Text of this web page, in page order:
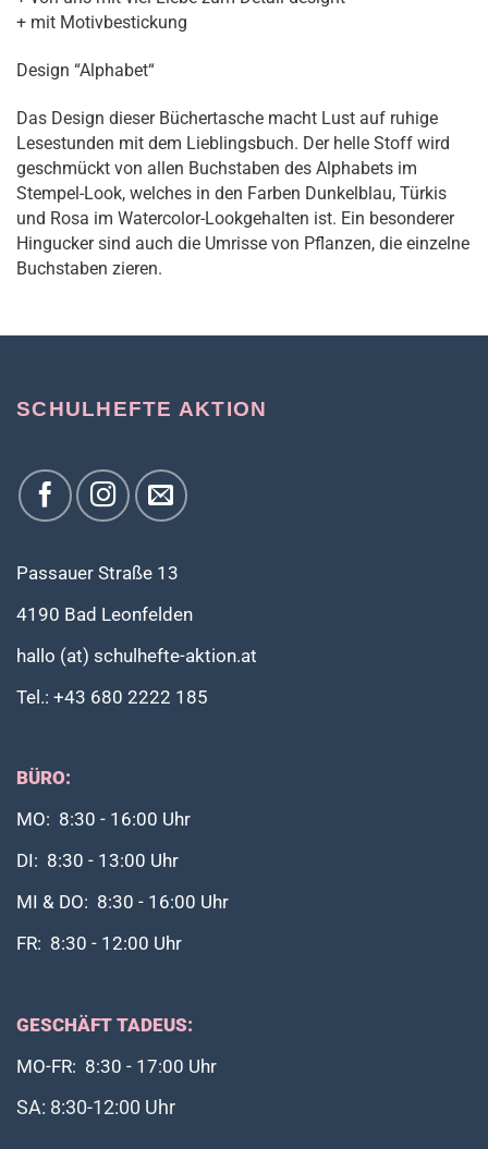
+ mit Motivbestickung
Design “Alphabet“
Das Design dieser Büchertasche macht Lust auf ruhige
Lesestunden mit dem Lieblingsbuch. Der helle Stoff wird
geschmückt von allen Buchstaben des Alphabets im
Stempel-Look, welches in den Farben Dunkelblau, Türkis
und Rosa im Watercolor-Lookgehalten ist. Ein besonderer
Hingucker sind auch die Umrisse von Pflanzen, die einzelne
Buchstaben zieren.
SCHULHEFTE AKTION
Passauer Straße 13
4190 Bad Leonfelden
hallo (at) schulhefte-aktion.at
Tel.: +43 680 2222 185
BÜRO:
MO: 8:30 - 16:00 Uhr
DI: 8:30 - 13:00 Uhr
MI & DO: 8:30 - 16:00 Uhr
FR: 8:30 - 12:00 Uhr
GESCHÄFT TADEUS:
MO-FR: 8:30 - 17:00 Uhr
SA: 8:30-12:00 Uhr